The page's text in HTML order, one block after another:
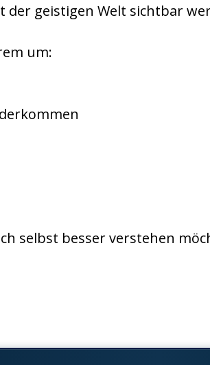
geistigen Welt sichtbar
um:
selbst besser verstehen